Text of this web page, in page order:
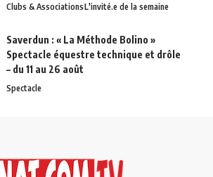
Clubs & AssociationsL'invité.e de la semaine
Saverdun : « La Méthode Bolino »
Spectacle équestre technique et drôle
– du 11 au 26 août
Spectacle